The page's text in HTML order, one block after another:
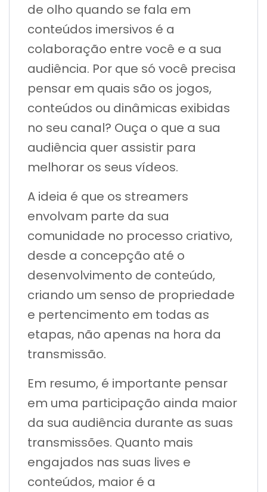
de olho quando se fala em
conteúdos imersivos é a
colaboração entre você e a sua
audiência. Por que só você precisa
pensar em quais são os jogos,
conteúdos ou dinâmicas exibidas
no seu canal? Ouça o que a sua
audiência quer assistir para
melhorar os seus vídeos.
A ideia é que os streamers
envolvam parte da sua
comunidade no processo criativo,
desde a concepção até o
desenvolvimento de conteúdo,
criando um senso de propriedade
e pertencimento em todas as
etapas, não apenas na hora da
transmissão.
Em resumo, é importante pensar
em uma participação ainda maior
da sua audiência durante as suas
transmissões. Quanto mais
engajados nas suas lives e
conteúdos, maior é a